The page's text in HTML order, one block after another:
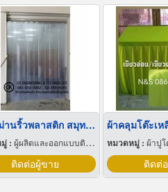
ติดตั้งม่านริ้วพลาสติก สมุทรปราการ
: ผู้ผลิตและออกแบบติดตั้งห้องเย็น
ติดต่อผู้ขาย
ผ้าคลุมโต๊ะเห
หมวดหมู่ :ผ้าปูโ
ติดต่